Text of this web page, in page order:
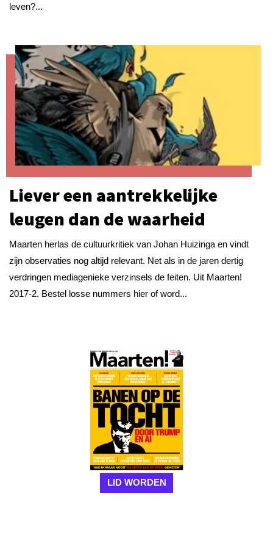
leven?...
Liever een aantrekkelijke
leugen dan de waarheid
Maarten herlas de cultuurkritiek van Johan Huizinga en vindt
zijn observaties nog altijd relevant. Net als in de jaren dertig
verdringen mediagenieke verzinsels de feiten. Uit Maarten!
2017-2. Bestel losse nummers hier of word...
LID WORDEN